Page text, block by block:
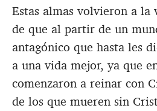
Estas almas volvieron a la
de que al partir de un
antagónico que hasta les
a una vida mejor, ya que
comenzaron a reinar con
de los que mueren sin